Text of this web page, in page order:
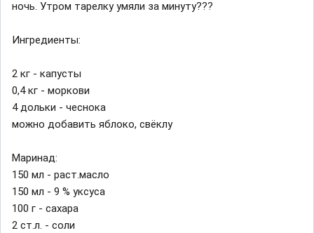
нoчь. Утром тарeлку умяли за минуту?️?️?️
Ингредиенты:
2 кг - капусты
0,4 кг - моркови
4 дольки - чеснока
можно добавить яблоко, свёклу
Маринад:
150 мл - раст.масло
150 мл - 9 % уксуса
100 г - сахара
2 ст.л. - соли